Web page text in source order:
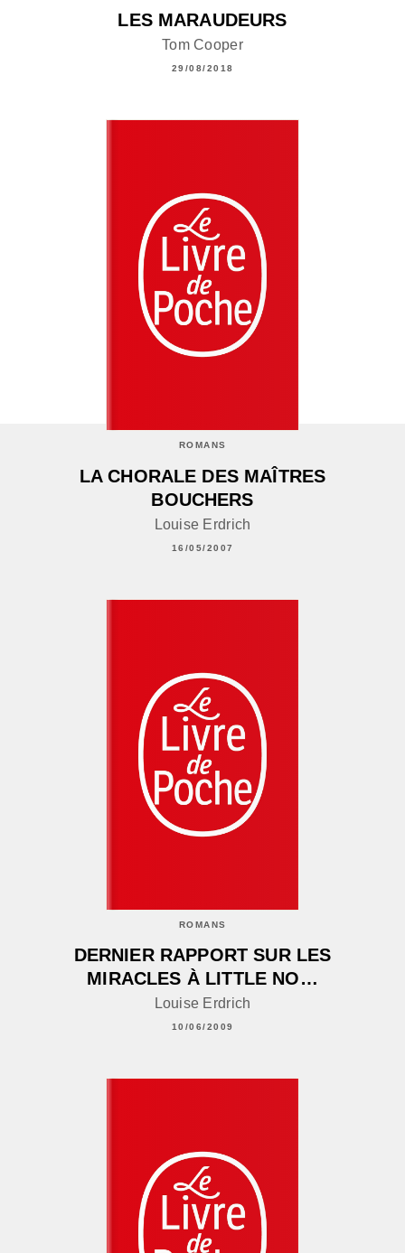
LES MARAUDEURS
Tom Cooper
29/08/2018
ROMANS
LA CHORALE DES MAÎTRES
BOUCHERS
Louise Erdrich
16/05/2007
ROMANS
DERNIER RAPPORT SUR LES
MIRACLES À LITTLE NO…
Louise Erdrich
10/06/2009